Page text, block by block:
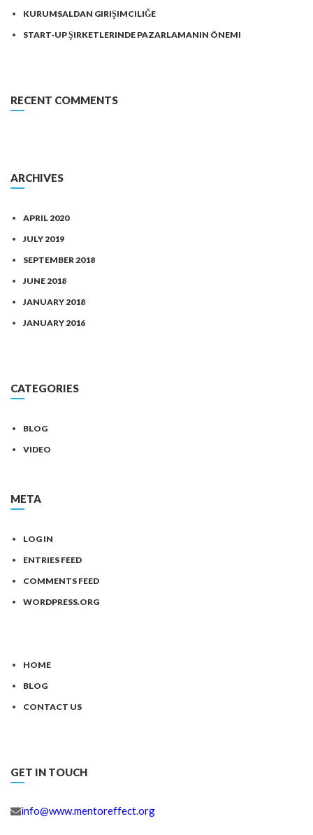
KURUMSALDAN GIRIŞIMCILIĞE
START-UP ŞIRKETLERINDE PAZARLAMANIN ÖNEMI
RECENT COMMENTS
ARCHIVES
APRIL 2020
JULY 2019
SEPTEMBER 2018
JUNE 2018
JANUARY 2018
JANUARY 2016
CATEGORIES
BLOG
VIDEO
META
LOG IN
ENTRIES FEED
COMMENTS FEED
WORDPRESS.ORG
HOME
BLOG
CONTACT US
GET IN TOUCH
info@www.mentoreffect.org